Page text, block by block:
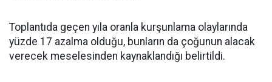
Toplantıda geçen yıla oranla kurşunlama olaylarında
yüzde 17 azalma olduğu, bunların da çoğunun alacak
verecek meselesinden kaynaklandığı belirtildi.